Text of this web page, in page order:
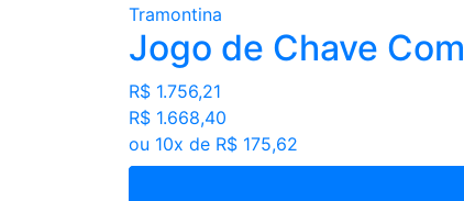
Jogo de Chave
R$ 1.756,21
R$ 1.668,40
ou 10x de R$ 175,62